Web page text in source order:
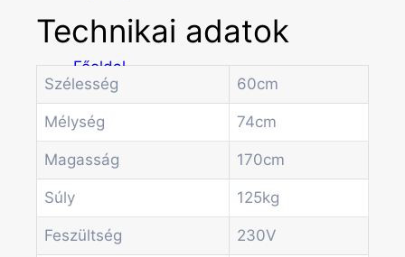
Főoldal
Termékek
Forgótálcás automaták
Irodai és professzionális kávégépek
Kombi Gépek
Kávé automaták
Pénzvizsgáló rendszerek
Spirálos snack automaták
Üdítő automaták
Technikai adatok
Szélesség 60cm
Mélység 74cm
Magasság 170cm
Súly 125kg
Feszültség 230V